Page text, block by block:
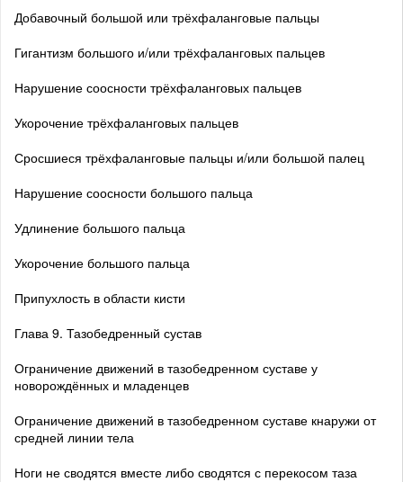
Добавочный большой или трёхфаланговые пальцы
Гигантизм большого и/или трёхфаланговых пальцев
Нарушение соосности трёхфаланговых пальцев
Укорочение трёхфаланговых пальцев
Сросшиеся трёхфаланговые пальцы и/или большой палец
Нарушение соосности большого пальца
Удлинение большого пальца
Укорочение большого пальца
Припухлость в области кисти
Глава 9. Тазобедренный сустав
Ограничение движений в тазобедренном суставе у
новорождённых и младенцев
Ограничение движений в тазобедренном суставе кнаружи от
средней линии тела
Ноги не сводятся вместе либо сводятся с перекосом таза